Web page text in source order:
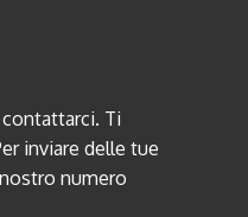
Ti
inviare delle tue
numero